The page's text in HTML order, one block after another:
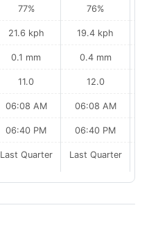
77%
21.6 kph
0.1 mm
11.0
06:08 AM
06:40 PM
Last Quarter
76%
19.4 kph
0.4 mm
12.0
06:08 AM
06:40 PM
Last Quarter